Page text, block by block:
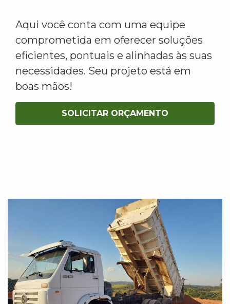
Aqui você conta com uma equipe
comprometida em oferecer soluções
eficientes, pontuais e alinhadas às suas
necessidades. Seu projeto está em
boas mãos!
SOLICITAR ORÇAMENTO